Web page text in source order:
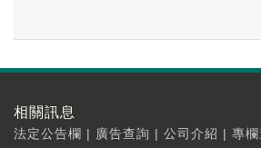
相關訊息
法定公告欄 | 廣告查詢 | 公司介紹 | 專